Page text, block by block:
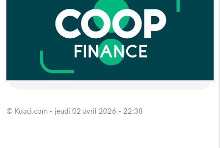
© Koaci.com - jeudi 02 avril 2026 - 22:38